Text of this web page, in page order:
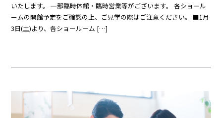
いたします。 一部臨時休館・臨時営業等がございます。 各ショール
ームの開館予定をご確認の上、ご見学の際はご注意ください。 ■1月
3日(土)より、各ショールーム […]